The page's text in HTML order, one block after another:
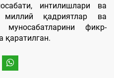
интилишлари ва
миллий қадриятлар ва
муносабатларини фикр-
қаратилган.